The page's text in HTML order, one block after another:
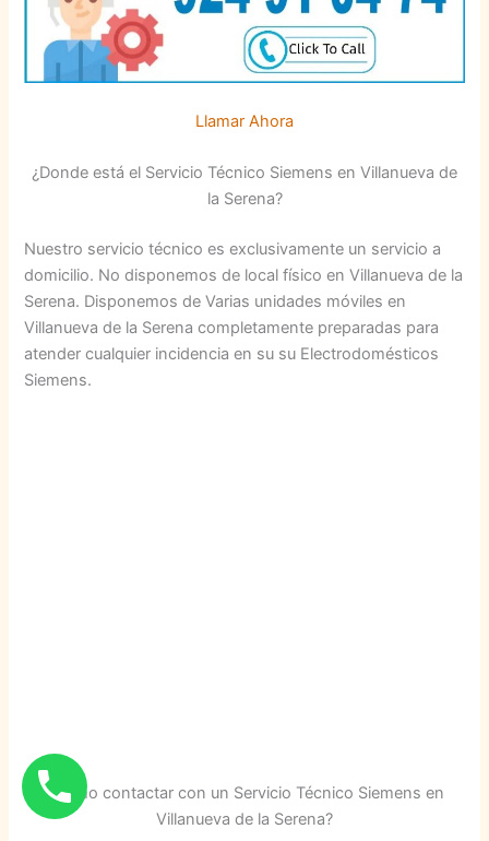
Llamar Ahora
¿Donde está el Servicio Técnico Siemens en Villanueva de
la Serena?
Nuestro servicio técnico es exclusivamente un servicio a
domicilio. No disponemos de local físico en Villanueva de la
Serena. Disponemos de Varias unidades móviles en
Villanueva de la Serena completamente preparadas para
atender cualquier incidencia en su su Electrodomésticos
Siemens.
¿Cómo contactar con un Servicio Técnico Siemens en
Villanueva de la Serena?